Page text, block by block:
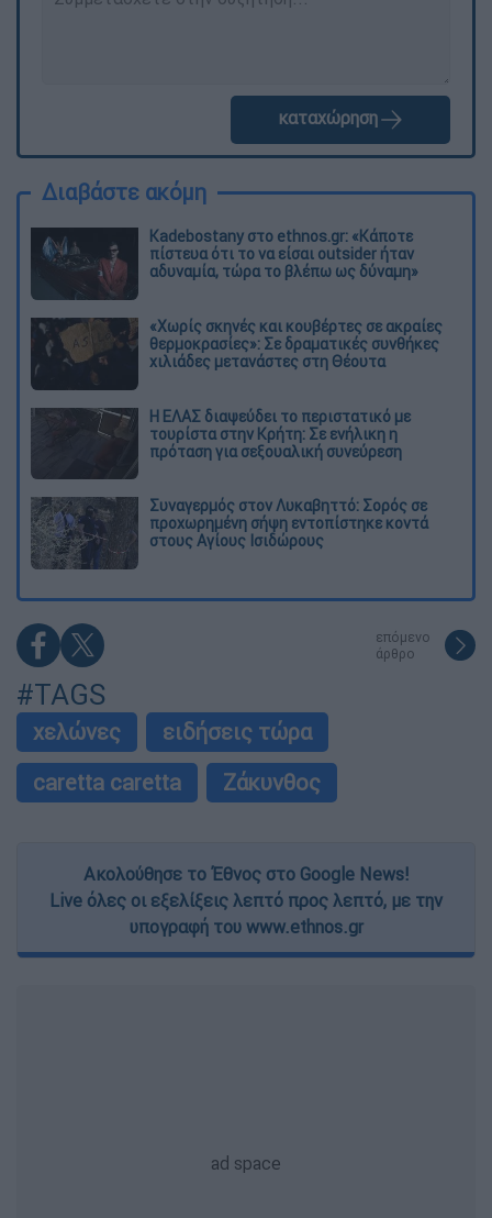
καταχώρηση
Διαβάστε ακόμη
Kadebostany στο ethnos.gr: «Κάποτε
πίστευα ότι το να είσαι outsider ήταν
αδυναμία, τώρα το βλέπω ως δύναμη»
«Χωρίς σκηνές και κουβέρτες σε ακραίες
θερμοκρασίες»: Σε δραματικές συνθήκες
χιλιάδες μετανάστες στη Θέουτα
Η ΕΛΑΣ διαψεύδει το περιστατικό με
τουρίστα στην Κρήτη: Σε ενήλικη η
πρόταση για σεξουαλική συνεύρεση
Συναγερμός στον Λυκαβηττό: Σορός σε
προχωρημένη σήψη εντοπίστηκε κοντά
στους Αγίους Ισιδώρους
επόμενο
άρθρο
#TAGS
χελώνες
ειδήσεις τώρα
caretta caretta
Ζάκυνθος
Ακολούθησε το Έθνος στο Google News!
Live όλες οι εξελίξεις λεπτό προς λεπτό, με την
υπογραφή του www.ethnos.gr